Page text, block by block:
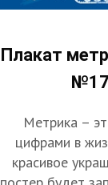
Плакат
№17
Метрика –
цифрами в
красивое